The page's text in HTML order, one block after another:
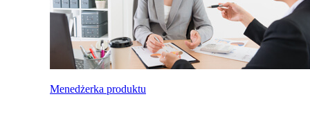
Menedżerka produktu